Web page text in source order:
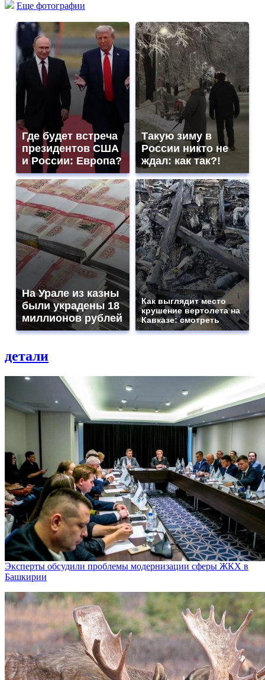
Еще фотографии
Где будет встреча
президентов США
и России: Европа?
Такую зиму в
России никто не
ждал: как так?!
На Урале из казны
были украдены 18
миллионов рублей
Как выглядит место
крушение вертолета на
Кавказе: смотреть
детали
Эксперты обсудили проблемы модернизации сферы ЖКХ в
Башкирии